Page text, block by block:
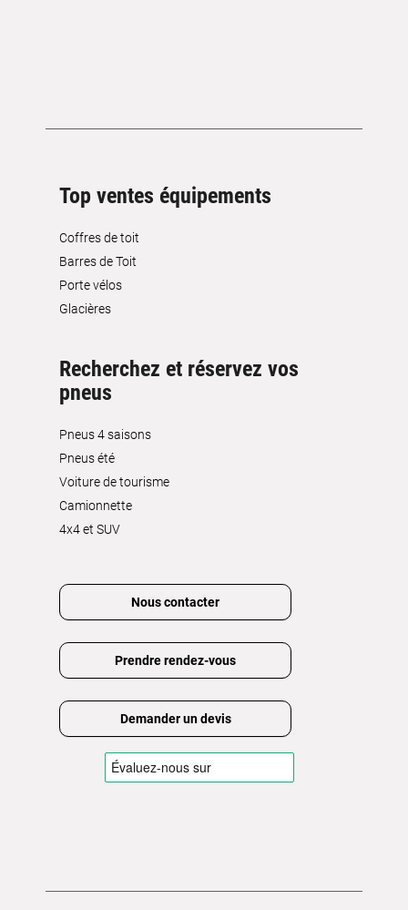
Top ventes équipements
Coffres de toit
Barres de Toit
Porte vélos
Glacières
Recherchez et réservez vos
pneus
Pneus 4 saisons
Pneus été
Voiture de tourisme
Camionnette
4x4 et SUV
Nous contacter
Prendre rendez-vous
Demander un devis